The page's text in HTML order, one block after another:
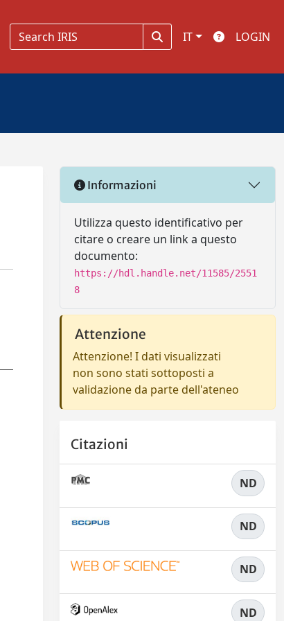
IT LOGIN
Informazioni
Utilizza questo identificativo per
citare o creare un link a questo
documento:
https://hdl.handle.net/11585/2551
8
Attenzione
Attenzione! I dati visualizzati
non sono stati sottoposti a
validazione da parte dell'ateneo
Citazioni
ND
ND
ND
ND